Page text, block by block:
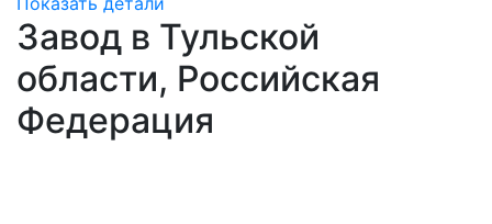
Завод в Тульской
области, Российская
Федерация